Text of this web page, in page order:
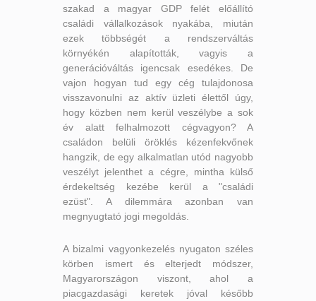
szakad a magyar GDP felét előállító
családi vállalkozások nyakába, miután
ezek többségét a rendszerváltás
környékén alapították, vagyis a
generációváltás igencsak esedékes. De
vajon hogyan tud egy cég tulajdonosa
visszavonulni az aktív üzleti élettől úgy,
hogy közben nem kerül veszélybe a sok
év alatt felhalmozott cégvagyon? A
családon belüli öröklés kézenfekvőnek
hangzik, de egy alkalmatlan utód nagyobb
veszélyt jelenthet a cégre, mintha külső
érdekeltség kezébe kerül a "családi
ezüst". A dilemmára azonban van
megnyugtató jogi megoldás.
A bizalmi vagyonkezelés nyugaton széles
körben ismert és elterjedt módszer,
Magyarországon viszont, ahol a
piacgazdasági keretek jóval később